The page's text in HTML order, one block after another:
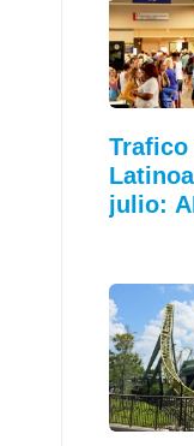
Trafico
julio: